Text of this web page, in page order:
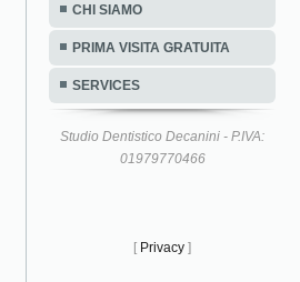
CHI SIAMO
PRIMA VISITA GRATUITA
SERVICES
Studio Dentistico Decanini - P.IVA:
01979770466
[ Privacy ]